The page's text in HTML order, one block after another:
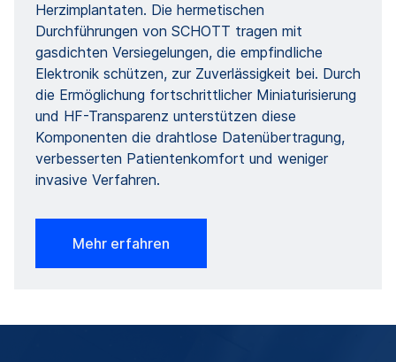
Herzimplantaten. Die hermetischen
Durchführungen von SCHOTT tragen mit
gasdichten Versiegelungen, die empfindliche
Elektronik schützen, zur Zuverlässigkeit bei. Durch
die Ermöglichung fortschrittlicher Miniaturisierung
und HF-Transparenz unterstützen diese
Komponenten die drahtlose Datenübertragung,
verbesserten Patientenkomfort und weniger
invasive Verfahren.
Mehr erfahren